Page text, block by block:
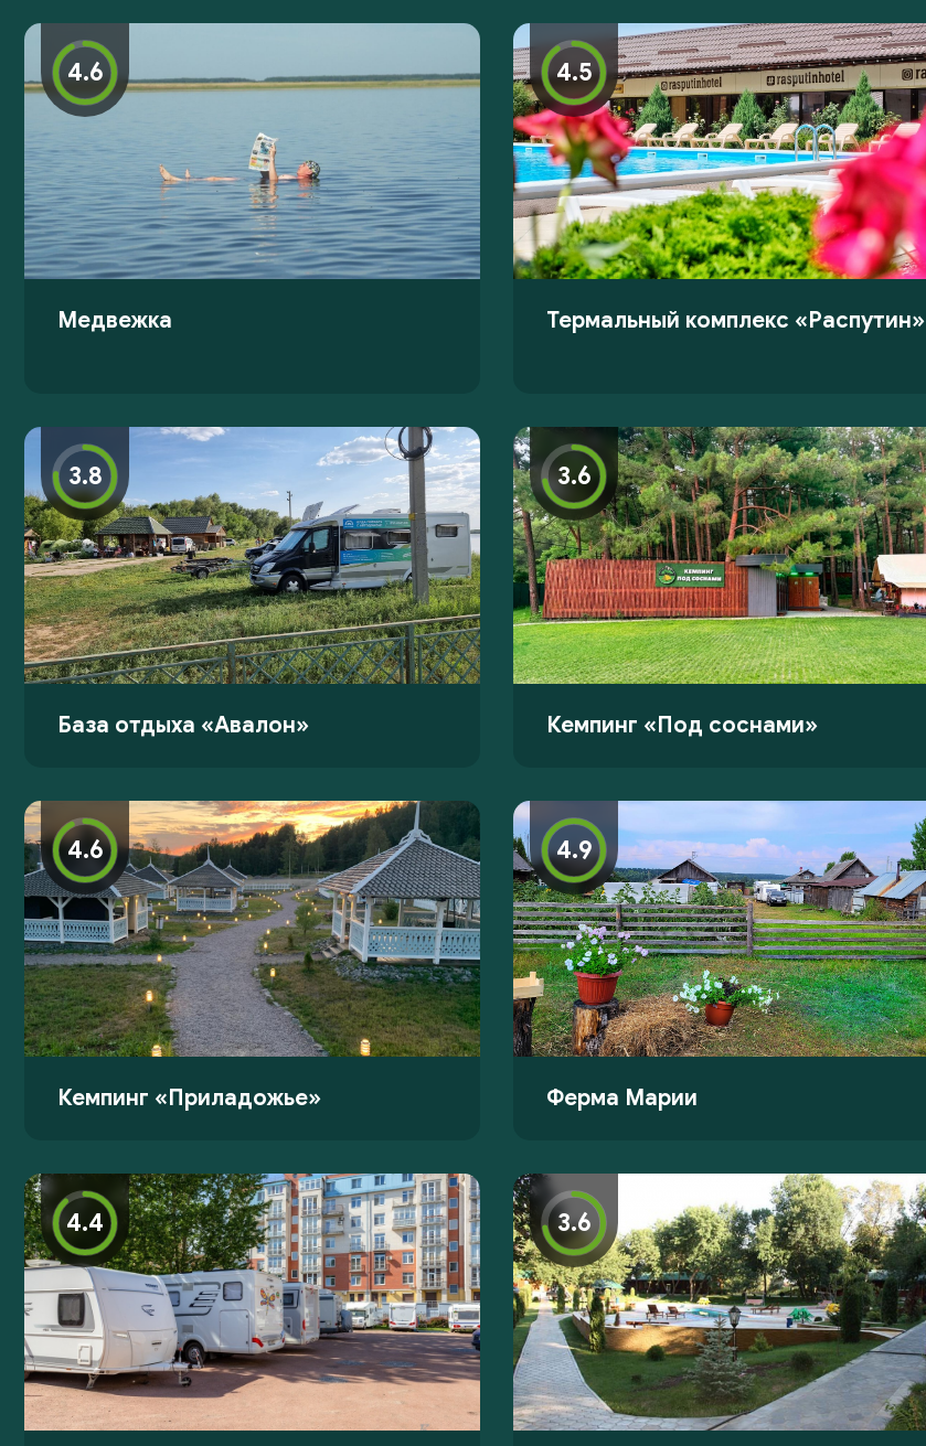
4.6
Медвежка
4.5
Термальный комплекс «Распутин»
3.8
База отдыха «Авалон»
3.6
Кемпинг «Под соснами»
4.6
Кемпинг «Приладожье»
4.9
Ферма Марии
4.4 3.6